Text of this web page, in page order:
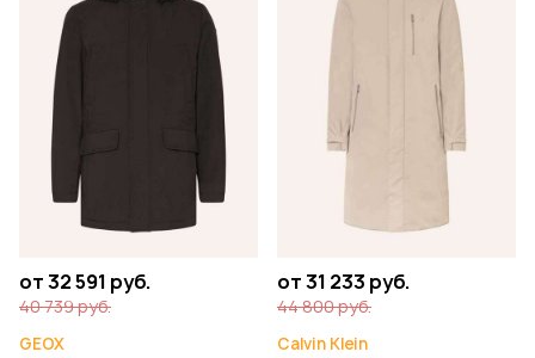
от 32 591 руб.
40 739 руб.
GEOX
от 31 233 руб.
44 800 руб.
Calvin Klein